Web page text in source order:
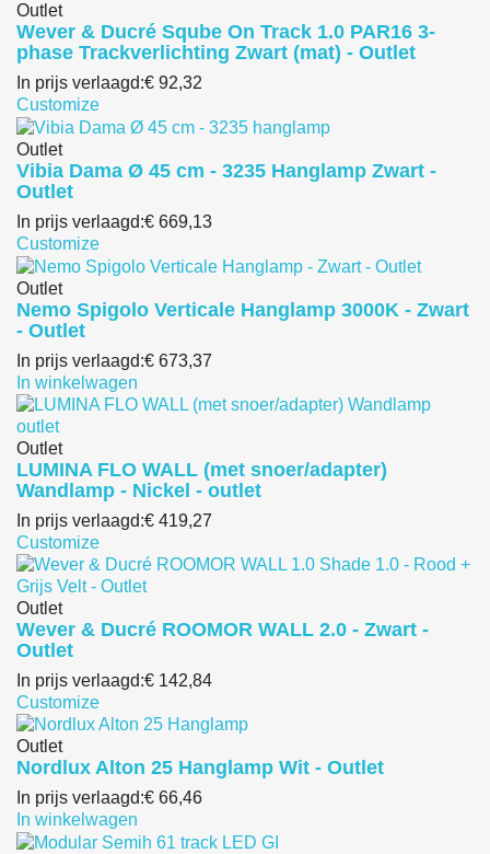
Outlet
Wever & Ducré Sqube On Track 1.0 PAR16 3-
phase Trackverlichting Zwart (mat) - Outlet
In prijs verlaagd:€ 92,32
Customize
Outlet
Vibia Dama Ø 45 cm - 3235 Hanglamp Zwart -
Outlet
In prijs verlaagd:€ 669,13
Customize
Outlet
Nemo Spigolo Verticale Hanglamp 3000K - Zwart
- Outlet
In prijs verlaagd:€ 673,37
In winkelwagen
Outlet
LUMINA FLO WALL (met snoer/adapter)
Wandlamp - Nickel - outlet
In prijs verlaagd:€ 419,27
Customize
Outlet
Wever & Ducré ROOMOR WALL 2.0 - Zwart -
Outlet
In prijs verlaagd:€ 142,84
Customize
Outlet
Nordlux Alton 25 Hanglamp Wit - Outlet
In prijs verlaagd:€ 66,46
In winkelwagen